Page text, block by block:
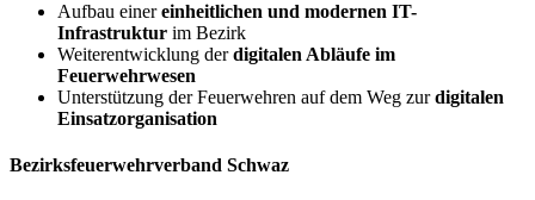
Aufbau einereinheitlichen und modernen IT-
Infrastruktur im Bezirk
Weiterentwicklung derdigitalen Abläufe im
Feuerwehrwesen
Unterstützung der Feuerwehren auf dem Weg zurdigitalen
Einsatzorganisation
Bezirksfeuerwehrverband Schwaz